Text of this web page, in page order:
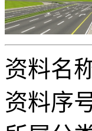
资料名称
资料序